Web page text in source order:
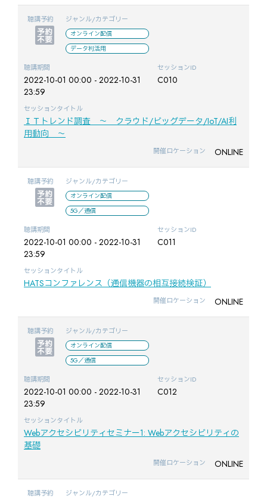
聴講予約 ジャンル/カテゴリー
オンライン配信
データ利活用
聴講期間
2022-10-01 00:00 - 2022-10-31
23:59
セッションID
C010
セッションタイトル
ＩＴトレンド調査 ～ クラウド/ビッグデータ/IoT/AI利
用動向 ～
開催ロケーション ONLINE
聴講予約 ジャンル/カテゴリー
オンライン配信
5G／通信
聴講期間
2022-10-01 00:00 - 2022-10-31
23:59
セッションID
C011
セッションタイトル
HATSコンファレンス（通信機器の相互接続検証）
開催ロケーション ONLINE
聴講予約 ジャンル/カテゴリー
オンライン配信
5G／通信
聴講期間
2022-10-01 00:00 - 2022-10-31
23:59
セッションID
C012
セッションタイトル
Webアクセシビリティセミナー1: Webアクセシビリティの
基礎
開催ロケーション ONLINE
聴講予約 ジャンル/カテゴリー